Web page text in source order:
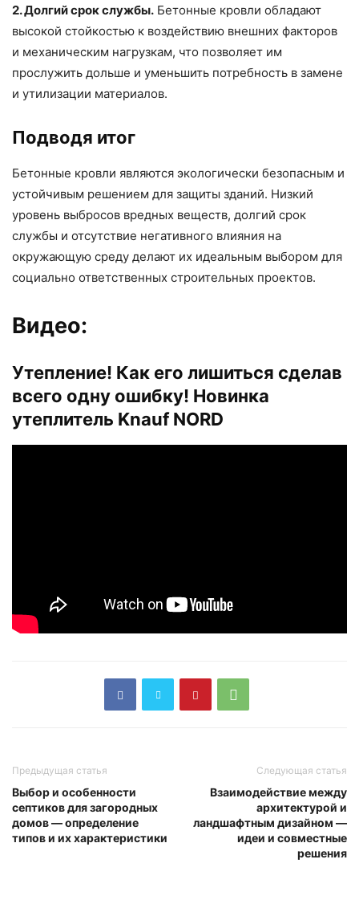
2. Долгий срок службы. Бетонные кровли обладают
высокой стойкостью к воздействию внешних факторов
и механическим нагрузкам, что позволяет им
прослужить дольше и уменьшить потребность в замене
и утилизации материалов.
Подводя итог
Бетонные кровли являются экологически безопасным и
устойчивым решением для защиты зданий. Низкий
уровень выбросов вредных веществ, долгий срок
службы и отсутствие негативного влияния на
окружающую среду делают их идеальным выбором для
социально ответственных строительных проектов.
Видео:
Утепление! Как его лишиться сделав
всего одну ошибку! Новинка
утеплитель Knauf NORD
Предыдущая статья
Выбор и особенности
септиков для загородных
домов — определение
типов и их характеристики
Следующая статья
Взаимодействие между
архитектурой и
ландшафтным дизайном —
идеи и совместные
решения